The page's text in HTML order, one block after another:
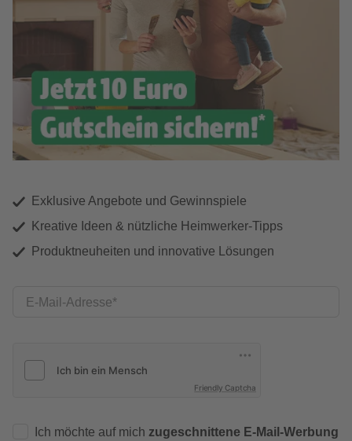
Exklusive Angebote und Gewinnspiele
Kreative Ideen & nützliche Heimwerker-Tipps
Produktneuheiten und innovative Lösungen
E-Mail-Adresse
Friendly Captcha
Ich möchte auf mich zugeschnittene E-Mail-Werbung